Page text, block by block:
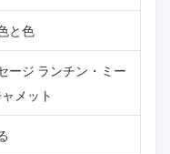
と色
ージ ランチン・ミー
メット